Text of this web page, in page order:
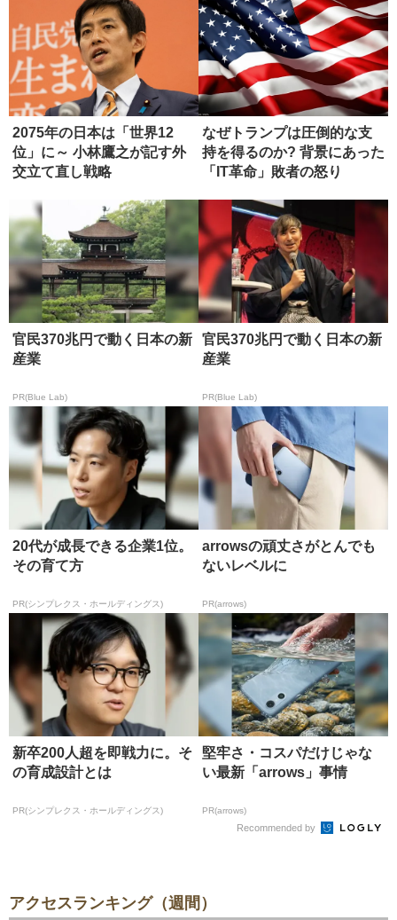
2075年の日本は「世界12
位」に～ 小林鷹之が記す外
交立て直し戦略
なぜトランプは圧倒的な支
持を得るのか? 背景にあった
「IT革命」敗者の怒り
官民370兆円で動く日本の新
産業
PR(Blue Lab)
官民370兆円で動く日本の新
産業
PR(Blue Lab)
20代が成長できる企業1位。
その育て方
PR(シンプレクス・ホールディングス)
arrowsの頑丈さがとんでも
ないレベルに
PR(arrows)
新卒200人超を即戦力に。そ
の育成設計とは
PR(シンプレクス・ホールディングス)
堅牢さ・コスパだけじゃな
い最新「arrows」事情
PR(arrows)
Recommended by
アクセスランキング（週間）